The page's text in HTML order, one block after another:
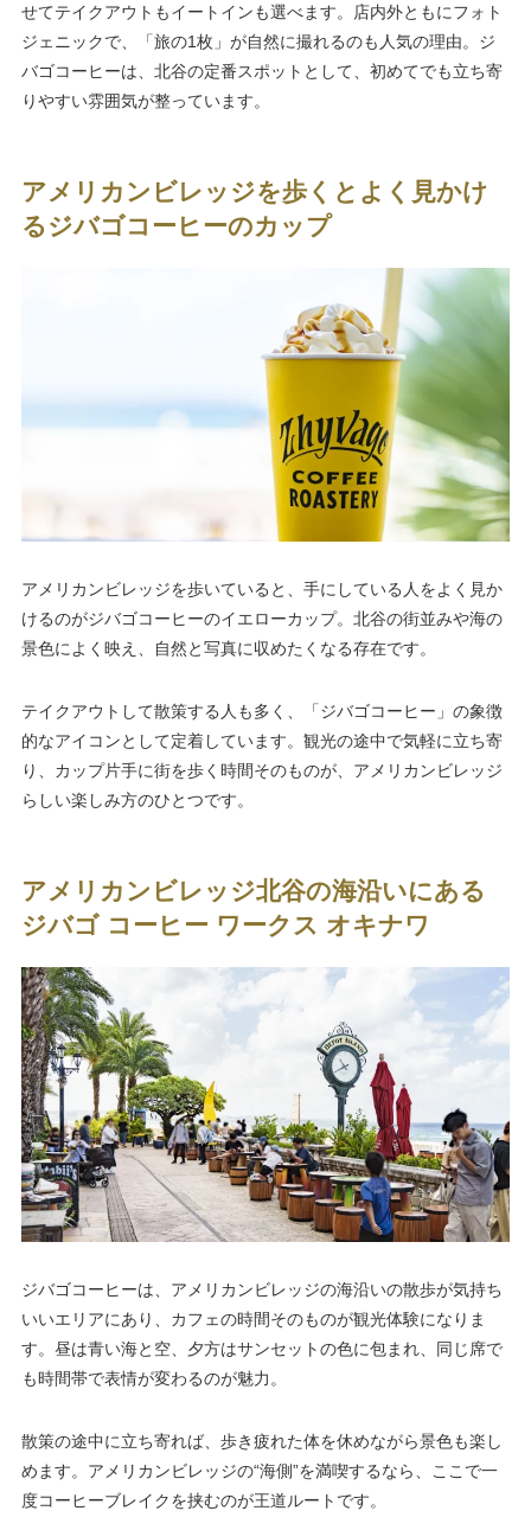
せてテイクアウトもイートインも選べます。店内外ともにフォト
ジェニックで、「旅の1枚」が自然に撮れるのも人気の理由。ジ
バゴコーヒーは、北谷の定番スポットとして、初めてでも立ち寄
りやすい雰囲気が整っています。
アメリカンビレッジを歩くとよく見かけ
るジバゴコーヒーのカップ
アメリカンビレッジを歩いていると、手にしている人をよく見か
けるのがジバゴコーヒーのイエローカップ。北谷の街並みや海の
景色によく映え、自然と写真に収めたくなる存在です。
テイクアウトして散策する人も多く、「ジバゴコーヒー」の象徴
的なアイコンとして定着しています。観光の途中で気軽に立ち寄
り、カップ片手に街を歩く時間そのものが、アメリカンビレッジ
らしい楽しみ方のひとつです。
アメリカンビレッジ北谷の海沿いにある
ジバゴ コーヒー ワークス オキナワ
ジバゴコーヒーは、アメリカンビレッジの海沿いの散歩が気持ち
いいエリアにあり、カフェの時間そのものが観光体験になりま
す。昼は青い海と空、夕方はサンセットの色に包まれ、同じ席で
も時間帯で表情が変わるのが魅力。
散策の途中に立ち寄れば、歩き疲れた体を休めながら景色も楽し
めます。アメリカンビレッジの“海側”を満喫するなら、ここで一
度コーヒーブレイクを挟むのが王道ルートです。